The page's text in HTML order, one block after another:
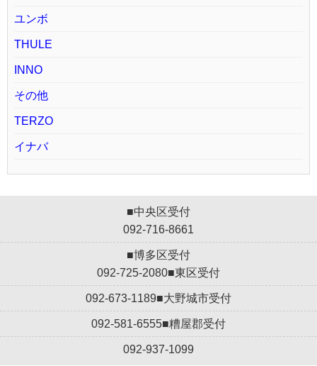
ユンボ
THULE
INNO
その他
TERZO
イナバ
■中央区受付
092-716-8661
■博多区受付
092-725-2080■東区受付
092-673-1189■大野城市受付
092-581-6555■糟屋郡受付
092-937-1099